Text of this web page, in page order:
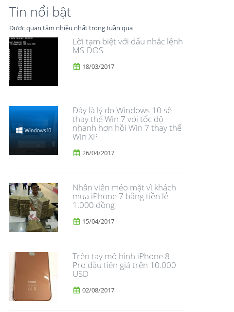
Tin nổi bật
Được quan tâm nhiều nhất trong tuần qua
Lời tạm biệt với dấu nhắc lệnh
MS-DOS
18/03/2017
Đây là lý do Windows 10 sẽ
thay thế Win 7 với tốc độ
nhanh hơn hồi Win 7 thay thế
Win XP
26/04/2017
Nhân viên méo mặt vì khách
mua iPhone 7 bằng tiền lẻ
1.000 đồng
15/04/2017
Trên tay mô hình iPhone 8
Pro đầu tiên giá trên 10.000
USD
02/08/2017